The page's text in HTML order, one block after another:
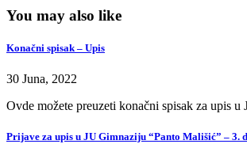
You may also like
Konačni spisak – Upis
30 Juna, 2022
Ovde možete preuzeti konačni spisak za upis
Prijave za upis u JU Gimnaziju “Panto Mališić” – 3.